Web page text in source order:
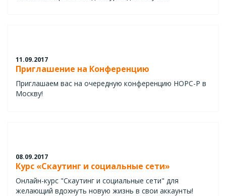
11.09.2017
Приглашение на Конференцию
Приглашаем вас на очередную конференцию НОРС-Р в
Москву!
08.09.2017
Курс «Скаутинг и социальные сети»
Онлайн-курс "Скаутинг и социальные сети" для
желающий вдохнуть новую жизнь в свои аккаунты!